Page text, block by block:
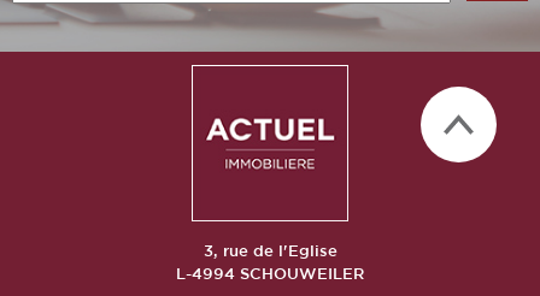
3, rue de l'Eglise
L-4994 SCHOUWEILER